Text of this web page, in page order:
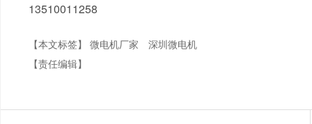
13510011258
【本文标签】 微电机厂家
深圳微电机
【责任编辑】